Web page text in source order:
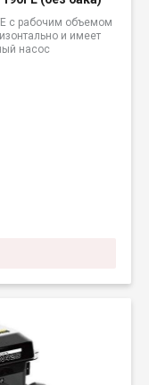
с рабочим объемом
и имеет
насос